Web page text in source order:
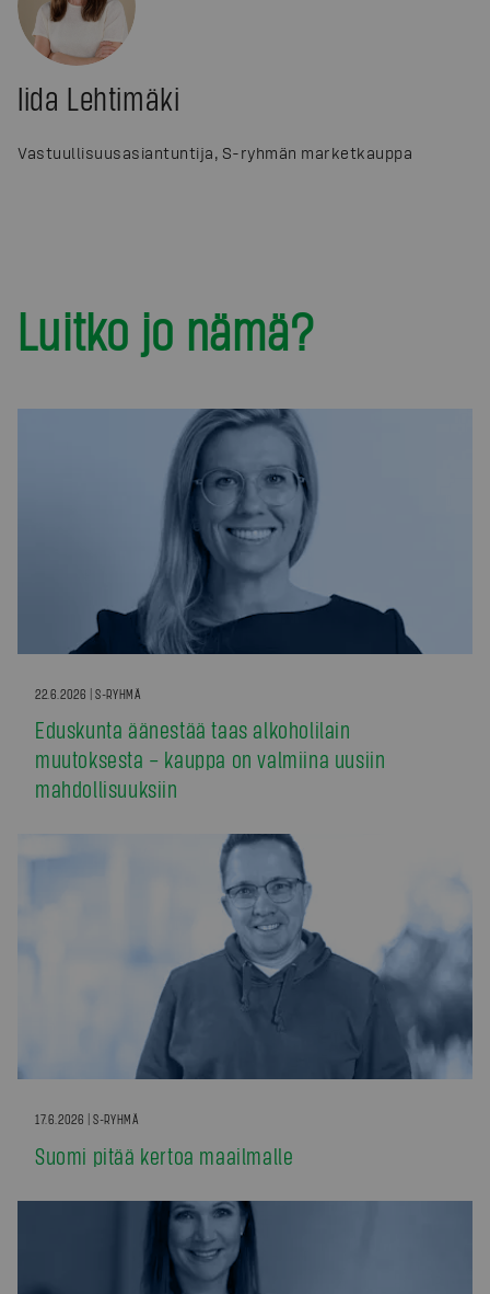
Iida Lehtimäki
Vastuullisuusasiantuntija, S-ryhmän marketkauppa
Luitko jo nämä?
22.6.2026 | S-RYHMÄ
Eduskunta äänestää taas alkoholilain
muutoksesta – kauppa on valmiina uusiin
mahdollisuuksiin
17.6.2026 | S-RYHMÄ
Suomi pitää kertoa maailmalle